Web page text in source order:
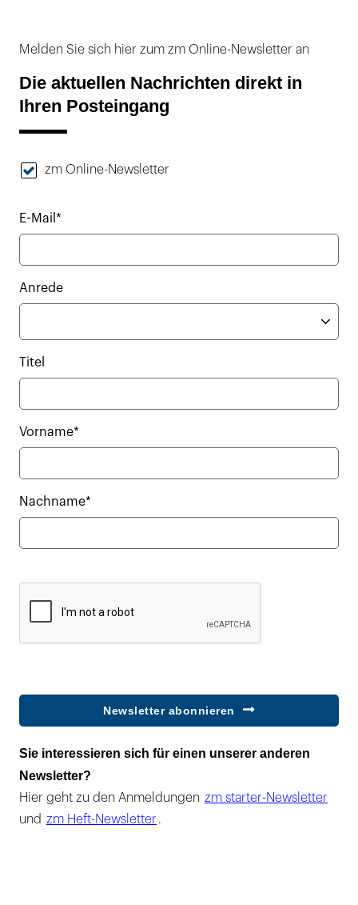
Melden Sie sich hier zum zm Online-Newsletter an
Die aktuellen Nachrichten direkt in
Ihren Posteingang
zm Online-Newsletter
E-Mail*
Anrede
Titel
Vorname*
Nachname*
Newsletter abonnieren
Sie interessieren sich für einen unserer anderen
Newsletter?
Hier geht zu den Anmeldungen zm starter-Newsletter
und zm Heft-Newsletter .